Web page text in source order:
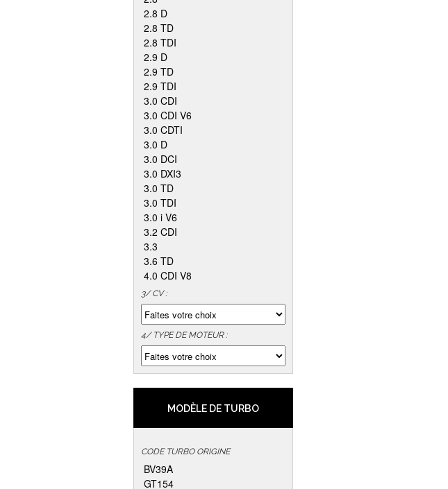
2.8 D
2.8 TD
2.8 TDI
2.9 D
2.9 TD
2.9 TDI
3.0 CDI
3.0 CDI V6
3.0 CDTI
3.0 D
3.0 DCI
3.0 DXI3
3.0 TD
3.0 TDI
3.0 i V6
3.2 CDI
3.3
3.6 TD
4.0 CDI V8
3/ CV :
4/ TYPE DE MOTEUR :
MODÈLE DE TURBO
CODE TURBO ORIGINE
BV39A
GT154